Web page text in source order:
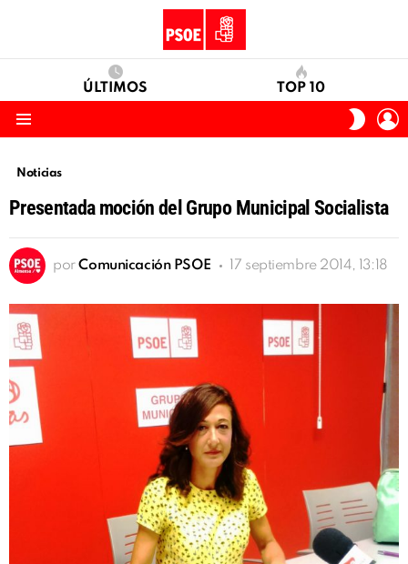
ÚLTIMOS TOP 10
SKIN
Noticias
Presentada moción del Grupo Municipal Socialista
por Comunicación PSOE 17 septiembre 2014, 13:18